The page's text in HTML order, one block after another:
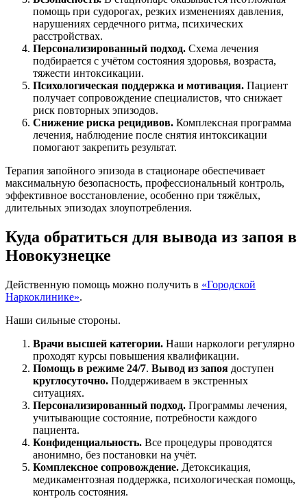
помощь при судорогах, резких изменениях давления,
нарушениях сердечного ритма, психических
расстройствах.
Персонализированный подход. Схема лечения
подбирается с учётом состояния здоровья, возраста,
тяжести интоксикации.
Психологическая поддержка и мотивация. Пациент
получает сопровождение специалистов, что снижает
риск повторных эпизодов.
Снижение риска рецидивов. Комплексная программа
лечения, наблюдение после снятия интоксикации
помогают закрепить результат.
Терапия запойного эпизода в стационаре обеспечивает
максимальную безопасность, профессиональный контроль,
эффективное восстановление, особенно при тяжёлых,
длительных эпизодах злоупотребления.
Куда обратиться для вывода из запоя в
Новокузнецке
Действенную помощь можно получить в «Городской
Наркоклинике».
Наши сильные стороны.
Врачи высшей категории. Наши наркологи регулярно
проходят курсы повышения квалификации.
Помощь в режиме 24/7. Вывод из запоя доступен
круглосуточно. Поддерживаем в экстренных
ситуациях.
Персонализированный подход. Программы лечения,
учитывающие состояние, потребности каждого
пациента.
Конфиденциальность. Все процедуры проводятся
анонимно, без постановки на учёт.
Комплексное сопровождение. Детоксикация,
медикаментозная поддержка, психологическая помощь,
контроль состояния.